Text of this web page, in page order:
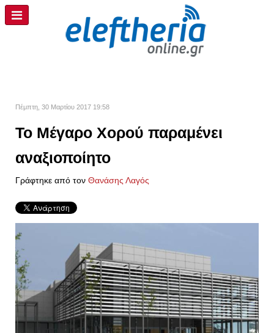
Πέμπτη, 30 Μαρτίου 2017 19:58
Το Μέγαρο Χορού παραμένει
αναξιοποίητο
Γράφτηκε από τον Θανάσης Λαγός